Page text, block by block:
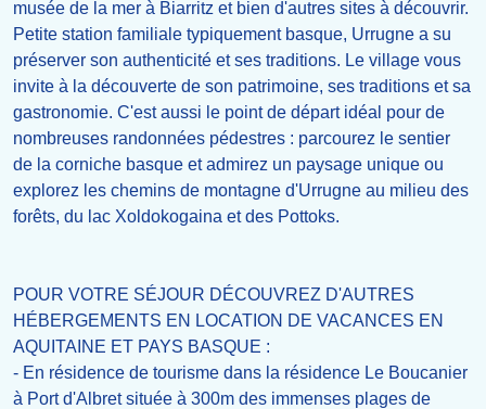
musée de la mer à Biarritz et bien d'autres sites à découvrir.
Petite station familiale typiquement basque, Urrugne a su
préserver son authenticité et ses traditions. Le village vous
invite à la découverte de son patrimoine, ses traditions et sa
gastronomie. C'est aussi le point de départ idéal pour de
nombreuses randonnées pédestres : parcourez le sentier
de la corniche basque et admirez un paysage unique ou
explorez les chemins de montagne d'Urrugne au milieu des
forêts, du lac Xoldokogaina et des Pottoks.
POUR VOTRE SÉJOUR DÉCOUVREZ D'AUTRES
HÉBERGEMENTS EN LOCATION DE VACANCES EN
AQUITAINE ET PAYS BASQUE :
- En résidence de tourisme dans la résidence Le Boucanier
à Port d'Albret située à 300m des immenses plages de